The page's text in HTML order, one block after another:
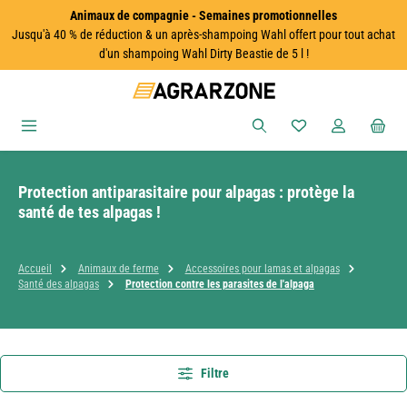
Passer au contenu principalAnimaux de compagnie - Semaines promotionnelles
Jusqu'à 40 % de réduction & un après-shampoing Wahl offert pour tout achat
d'un shampoing Wahl Dirty Beastie de 5 l !
Vous avez 0
Protection antiparasitaire pour alpagas : protège la
santé de tes alpagas !
Accueil Animaux de ferme
Accessoires pour lamas et alpagas
Santé des alpagas
Protection contre les parasites de l'alpaga
Filtre